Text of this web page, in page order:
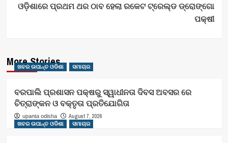
ଓଡ଼ିଶାରେ ପ୍ରଥମ ଥର ଠାବ ହେଲା ରକେଟ ଟ୍ରେଲ୍ଡ ଡ୍ରୋଙ୍ଗୋ
ପକ୍ଷୀ
More Stories
ଖବର ଉପାନ୍ତ ଓଡିଶା ସମାଚାର
ବରପାଲି ପ୍ରଶାସନ ପକ୍ଷରୁ ସ୍ୱାଧୀନତା ଦିବସ ଅବସର ରେ
ଚିତ୍ରାଙ୍କନ ଓ ବକ୍ତୃତା ପ୍ରତିଯୋଗିତା
upanta odisha
August 7, 2026
ଖବର ଉପାନ୍ତ ଓଡିଶା
ସମାଚାର